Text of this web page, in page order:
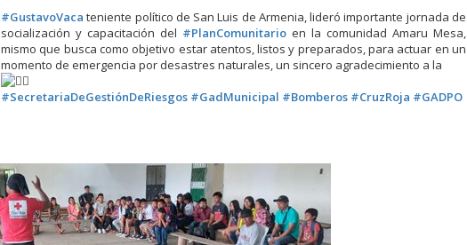
#GustavoVaca teniente político de San Luis de Armenia, lideró importante jornada de
socialización y capacitación del #PlanComunitario en la comunidad Amaru Mesa,
mismo que busca como objetivo estar atentos, listos y preparados, para actuar en un
momento de emergencia por desastres naturales, un sincero agradecimiento a la
#SecretariaDeGestiónDeRiesgos #GadMunicipal #Bomberos #CruzRoja #GADPO